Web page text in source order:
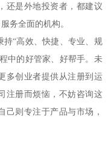
还是外地投资者，都建议
务全面的机构。
“高效、快捷、专业、规
中的好管家、好帮手。未
多创业者提供从注册到运
注册而烦恼，不妨咨询这
己则专注于产品与市场，